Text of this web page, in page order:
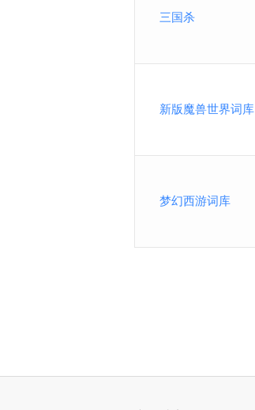
三国杀
新版魔兽世界词库
梦幻西游词库